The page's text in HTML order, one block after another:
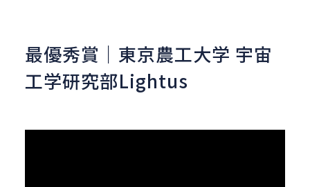
最優秀賞｜東京農工大学 宇宙
工学研究部Lightus